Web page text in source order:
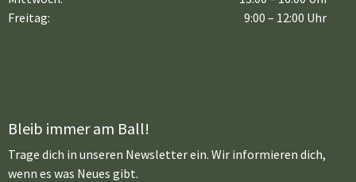
Freitag:
9:00 – 12:00 Uhr
Bleib immer am Ball!
Trage dich in unseren Newsletter ein. Wir informieren dich,
wenn es was Neues gibt.